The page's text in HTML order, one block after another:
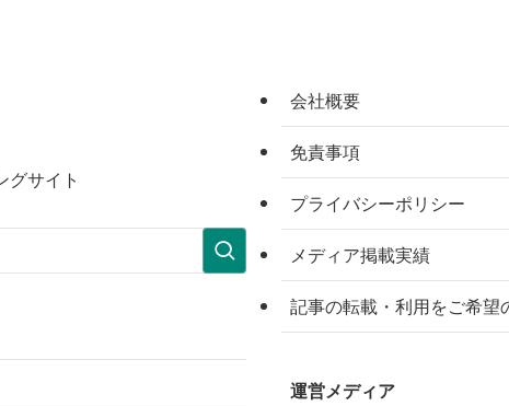
グサイト
会社概要
免責事項
プライバシーポリシー
メディア掲載実績
記事の転載・利用をご希望
運営メディア